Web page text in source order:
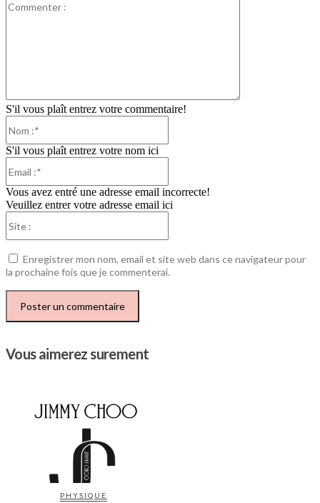
S'il vous plaît entrez votre commentaire!
S'il vous plaît entrez votre nom ici
Vous avez entré une adresse email incorrecte!
Veuillez entrer votre adresse email ici
Enregistrer mon nom, email et site web dans ce navigateur pour
la prochaine fois que je commenterai.
Vous aimerez surement
PHYSIQUE